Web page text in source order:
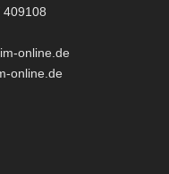
409108
online.de
online.de